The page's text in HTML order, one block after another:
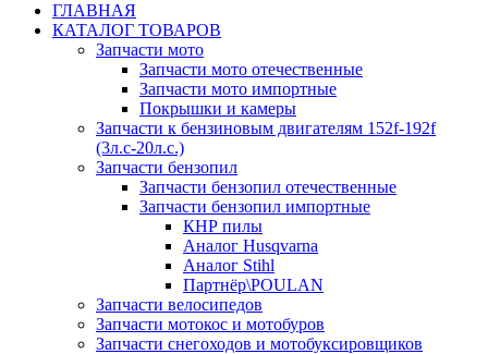
ГЛАВНАЯ
КАТАЛОГ ТОВАРОВ
Запчасти мото
Запчасти мото отечественные
Запчасти мото импортные
Покрышки и камеры
Запчасти к бензиновым двигателям 152f-192f
(3л.с-20л.с.)
Запчасти бензопил
Запчасти бензопил отечественные
Запчасти бензопил импортные
КНР пилы
Аналог Husqvarna
Аналог Stihl
Партнёр\POULAN
Запчасти велосипедов
Запчасти мотокос и мотобуров
Запчасти снегоходов и мотобуксировщиков